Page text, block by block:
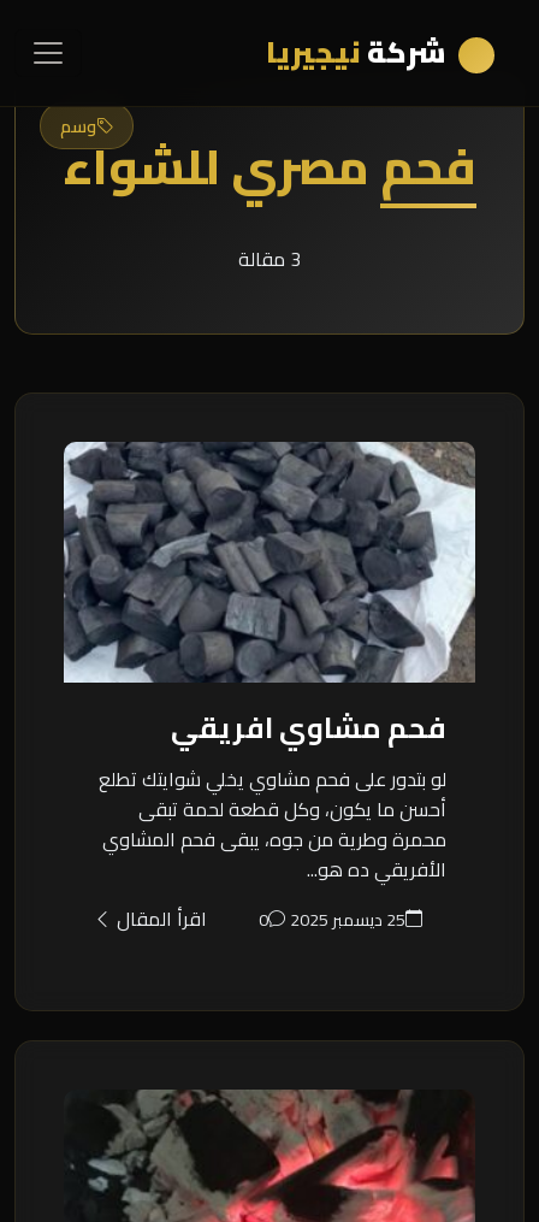
شركةنيجيريا
وسم
فحم مصري للشواء
3 مقالة
فحم مشاوي افريقي
لو بتدور على فحم مشاوي يخلي شوايتك تطلع
أحسن ما يكون، وكل قطعة لحمة تبقى
محمرة وطرية من جوه، يبقى فحم المشاوي
الأفريقي ده هو...
25 ديسمبر 2025 0 اقرأ المقال